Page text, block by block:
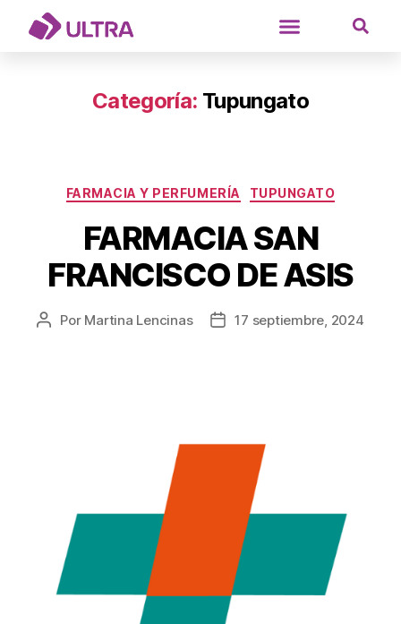
Categoría: Tupungato
FARMACIA Y PERFUMERÍA TUPUNGATO
FARMACIA SAN
FRANCISCO DE ASIS
Por Martina Lencinas 17 septiembre, 2024